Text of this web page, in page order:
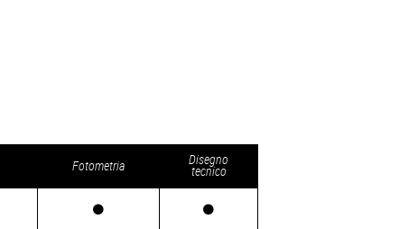
Fotometria Disegno
tecnico